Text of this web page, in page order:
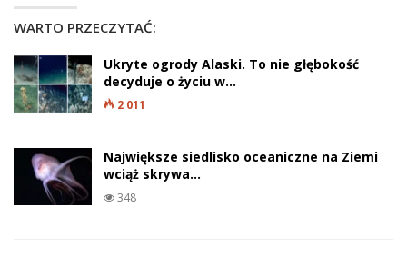
WARTO PRZECZYTAĆ:
Ukryte ogrody Alaski. To nie głębokość
decyduje o życiu w…
2 011
Największe siedlisko oceaniczne na Ziemi
wciąż skrywa…
348